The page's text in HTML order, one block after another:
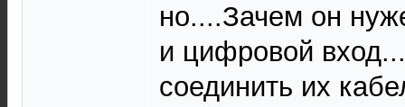
но....Зачем он
и цифровой
соединить их